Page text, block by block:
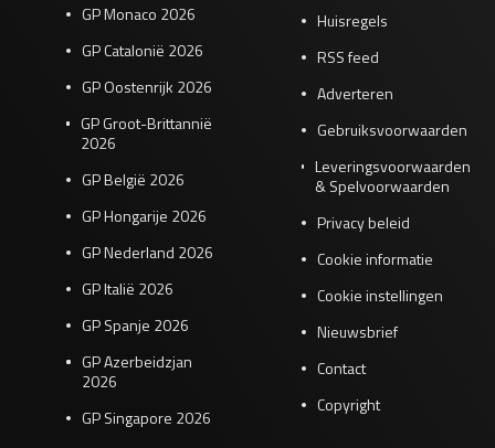
GP Monaco 2026
GP Catalonië 2026
GP Oostenrijk 2026
GP Groot-Brittannië
2026
GP België 2026
GP Hongarije 2026
GP Nederland 2026
GP Italië 2026
GP Spanje 2026
GP Azerbeidzjan
2026
GP Singapore 2026
Huisregels
RSS feed
Adverteren
Gebruiksvoorwaarden
Leveringsvoorwaarden
& Spelvoorwaarden
Privacy beleid
Cookie informatie
Cookie instellingen
Nieuwsbrief
Contact
Copyright